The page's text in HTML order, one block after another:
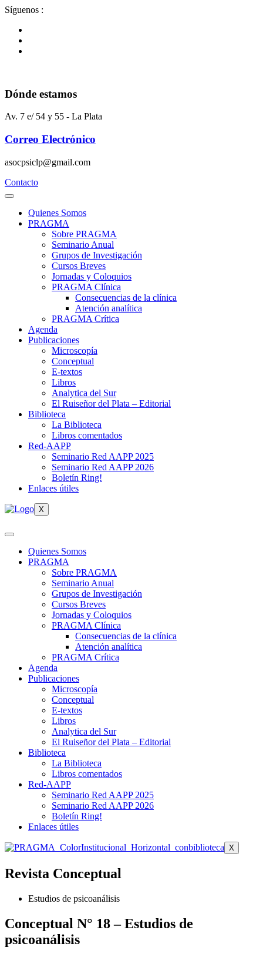
Ir
contenido
Síguenos :
Dónde estamos
Av. 7 e/ 54 y 55 - La Plata
Correo Electrónico
asocpsiclp@gmail.com
Contacto
Quienes Somos
PRAGMA
Sobre PRAGMA
Seminario Anual
Grupos de Investigación
Cursos Breves
Jornadas y Coloquios
PRAGMA Clínica
Consecuencias de la clínica
Atención analítica
PRAGMA Crítica
Agenda
Publicaciones
Microscopía
Conceptual
E-textos
Libros
Analytica del Sur
El Ruiseñor del Plata – Editorial
Biblioteca
La Biblioteca
Libros comentados
Red-AAPP
Seminario Red AAPP 2025
Seminario Red AAPP 2026
Boletín Ring!
Enlaces útiles
X
Quienes Somos
PRAGMA
Sobre PRAGMA
Seminario Anual
Grupos de Investigación
Cursos Breves
Jornadas y Coloquios
PRAGMA Clínica
Consecuencias de la clínica
Atención analítica
PRAGMA Crítica
Agenda
Publicaciones
Microscopía
Conceptual
E-textos
Libros
Analytica del Sur
El Ruiseñor del Plata – Editorial
Biblioteca
La Biblioteca
Libros comentados
Red-AAPP
Seminario Red AAPP 2025
Seminario Red AAPP 2026
Boletín Ring!
Enlaces útiles
X
Revista Conceptual
Estudios de psicoanálisis
Conceptual N° 18 – Estudios de
psicoanálisis